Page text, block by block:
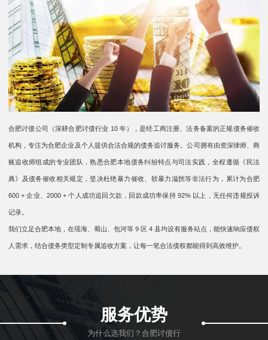
合肥讨债公司（深耕合肥讨债行业 10 年），是经工商注册、法务备案的正规债务催收
机构，专注为合肥企业及个人提供合法合规的债务追讨服务。公司拥有由资深律师、商
账追收师组成的专业团队，熟悉合肥本地债务纠纷特点与司法实践，全程遵循《民法
典》及债务催收相关规定，坚决杜绝暴力催收、软暴力滋扰等非法行为，累计为合肥
600 + 企业、2000 + 个人成功追回欠款，回款成功率保持 92% 以上，无任何违规投诉
记录。​
我们立足合肥本地，在瑶海、蜀山、包河等 9 区 4 县均设有服务站点，能快速响应债权
人需求，结合债务类型定制专属追收方案，让每一笔合法债权都能得到高效维护。
服务优势
为什么选我们？合肥讨债行